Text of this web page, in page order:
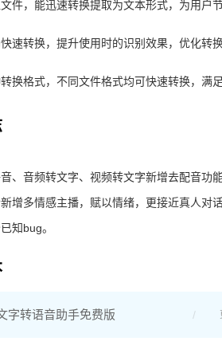
件，能迅速转换提取为文本形式，为用户
速转换，提升使用时的识别效果，优化转
换格式，不同文件格式均可快速转换，满
、音频转文字、视频转文字新增去配音功
增多情感主播，赋以情绪，更接近真人对
知bug。
字转语音助手免费版